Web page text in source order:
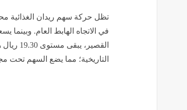
تظل حركة سهم ريدان الغذائية
التاريخية؛ مما يضع السهم تحت